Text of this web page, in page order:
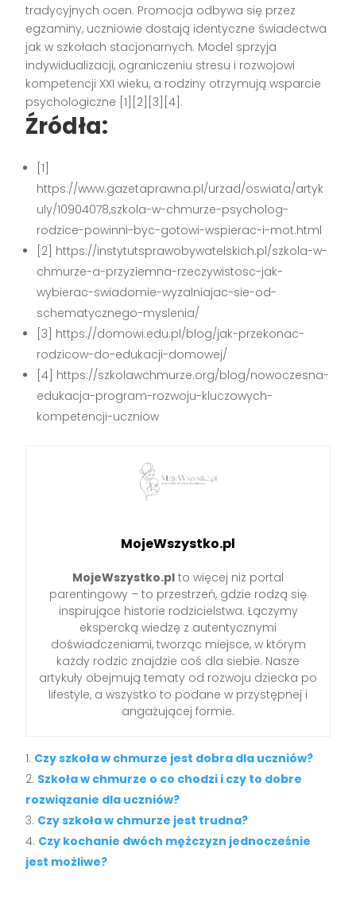
tradycyjnych ocen. Promocja odbywa się przez
egzaminy, uczniowie dostają identyczne świadectwa
jak w szkołach stacjonarnych. Model sprzyja
indywidualizacji, ograniczeniu stresu i rozwojowi
kompetencji XXI wieku, a rodziny otrzymują wsparcie
psychologiczne [1][2][3][4].
Źródła:
[1]
https://www.gazetaprawna.pl/urzad/oswiata/artyk
uly/10904078,szkola-w-chmurze-psycholog-
rodzice-powinni-byc-gotowi-wspierac-i-mot.html
[2] https://instytutsprawobywatelskich.pl/szkola-w-
chmurze-a-przyziemna-rzeczywistosc-jak-
wybierac-swiadomie-wyzalniajac-sie-od-
schematycznego-myslenia/
[3] https://domowi.edu.pl/blog/jak-przekonac-
rodzicow-do-edukacji-domowej/
[4] https://szkolawchmurze.org/blog/nowoczesna-
edukacja-program-rozwoju-kluczowych-
kompetencji-uczniow
MojeWszystko.pl
MojeWszystko.pl to więcej niż portal
parentingowy – to przestrzeń, gdzie rodzą się
inspirujące historie rodzicielstwa. Łączymy
ekspercką wiedzę z autentycznymi
doświadczeniami, tworząc miejsce, w którym
każdy rodzic znajdzie coś dla siebie. Nasze
artykuły obejmują tematy od rozwoju dziecka po
lifestyle, a wszystko to podane w przystępnej i
angażującej formie.
Czy szkoła w chmurze jest dobra dla uczniów?
Szkoła w chmurze o co chodzi i czy to dobre
rozwiązanie dla uczniów?
Czy szkoła w chmurze jest trudna?
Czy kochanie dwóch mężczyzn jednocześnie
jest możliwe?